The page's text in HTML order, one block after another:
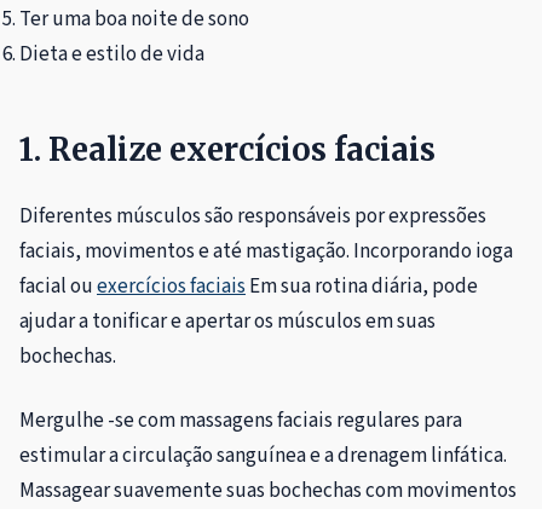
Ter uma boa noite de sono
Dieta e estilo de vida
1. Realize exercícios faciais
Diferentes músculos são responsáveis ​​por expressões
faciais, movimentos e até mastigação. Incorporando ioga
facial ouexercícios faciais Em sua rotina diária, pode
ajudar a tonificar e apertar os músculos em suas
bochechas.
Mergulhe -se com massagens faciais regulares para
estimular a circulação sanguínea e a drenagem linfática.
Massagear suavemente suas bochechas com movimentos